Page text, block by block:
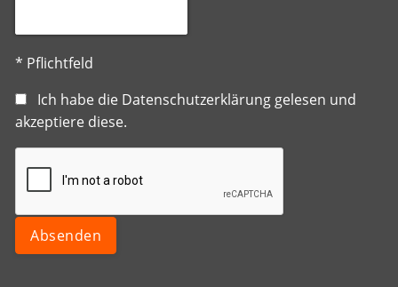
* Pflichtfeld
Ich habe die Datenschutzerklärung gelesen und
akzeptiere diese.